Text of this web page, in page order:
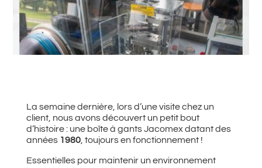
La semaine dernière, lors d’une visite chez un
client, nous avons découvert un petit bout
d’histoire : une boîte à gants Jacomex datant des
années 1980, toujours en fonctionnement !
Essentielles pour maintenir un environnement